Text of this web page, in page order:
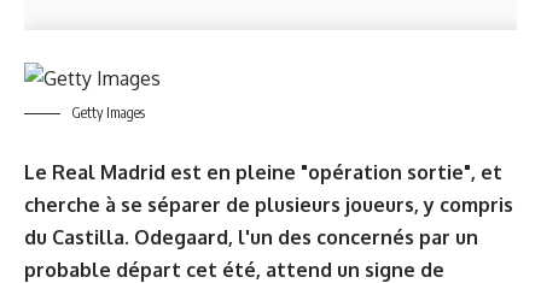
Getty Images
Le Real Madrid est en pleine "opération sortie", et
cherche à se séparer de plusieurs joueurs, y compris
du Castilla. Odegaard, l'un des concernés par un
probable départ cet été, attend un signe de